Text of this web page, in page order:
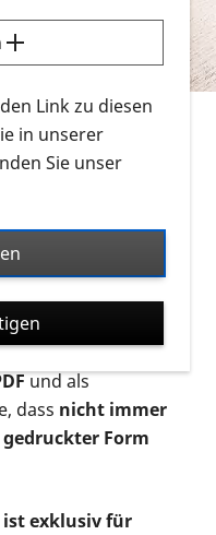
Infonmaterial
herunterladen
Erklärvideos zum
RETINA-Website
an.
Infomaterial
um ausschließlich
oder Videos zu
werden in
zur
Variante
und als
dass nicht immer
Form
ist exklusiv für
Link zu diesen
in unserer
Sie unser